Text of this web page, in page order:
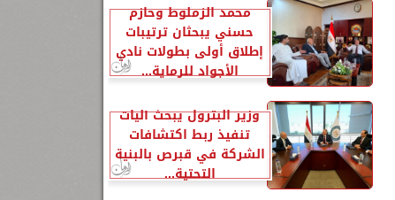
محمد الزملوط وحازم
حسني يبحثان ترتيبات
إطلاق أولى بطولات نادي
الأجواد للرماية...
وزير البترول يبحث آليات
تنفيذ ربط اكتشافات
الشركة في قبرص بالبنية
التحتية...